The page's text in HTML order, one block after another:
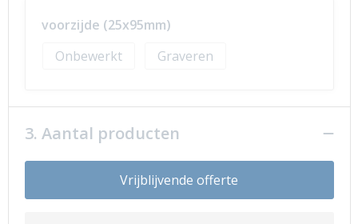
voorzijde (25x95mm)
Onbewerkt
Graveren
3. Aantal producten
Vrijblijvende offerte